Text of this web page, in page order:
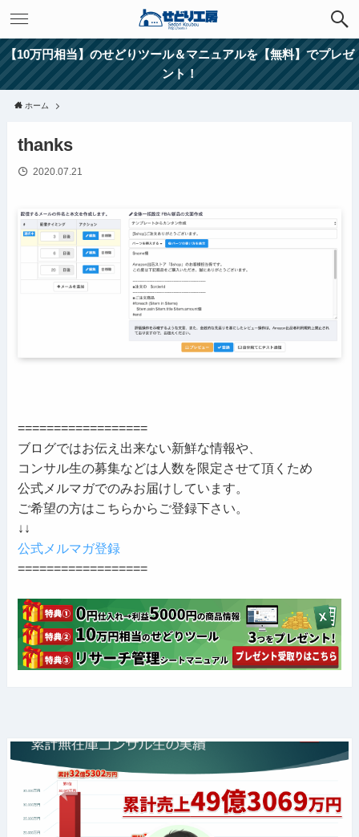
【10万円相当】のせどりツール＆マニュアルを【無料】でプレゼ
ント！
ホーム
thanks
2020.07.21
==================
ブログではお伝え出来ない新鮮な情報や、
コンサル生の募集などは人数を限定させて頂くため
公式メルマガでのみお届けしています。
ご希望の方はこちらからご登録下さい。
↓↓
公式メルマガ登録
==================